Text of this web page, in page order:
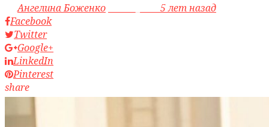
byАнгелина Боженко
5 лет назад
Facebook
Twitter
Google+
LinkedIn
Pinterest
share